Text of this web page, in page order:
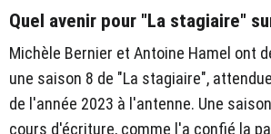
Quel avenir pour "La stagiaire"
Michèle Bernier et Antoine Hamel ont
une saison 8 de "La stagiaire",
de l'année 2023 à l'antenne. Une
cours d'écriture, comme l'a confié la